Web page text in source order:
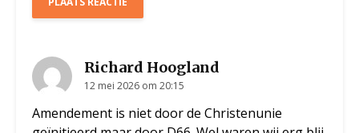
Richard Hoogland
12 mei 2026 om 20:15
Amendement is niet door de Christenunie